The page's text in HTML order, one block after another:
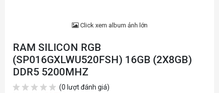
Click xem album ảnh lớn
RAM SILICON RGB
(SP016GXLWU520FSH) 16GB (2X8GB)
DDR5 5200MHZ
(0 lượt đánh giá)